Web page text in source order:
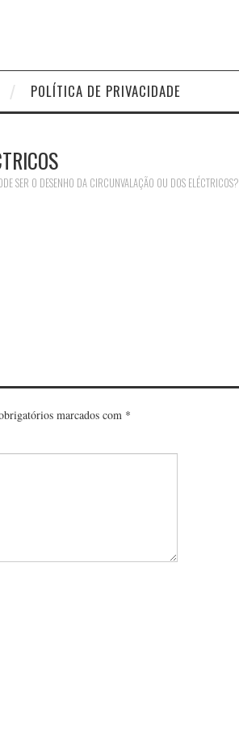
POLÍTICA DE PRIVACIDADE
SER O DESENHO DA CIRCUNVALAÇÃO OU DOS ELÉCTRICOS?
marcados com *